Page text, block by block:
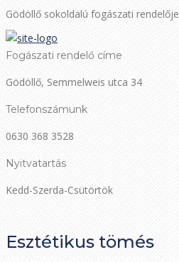
Gödöllő sokoldalú fogászati rendelője
Fogászati rendelő címe
Gödöllő, Semmelweis utca 34
Telefonszámunk
0630 368 3528
Nyitvatartás
Kedd-Szerda-Csütörtök
Esztétikus tömés